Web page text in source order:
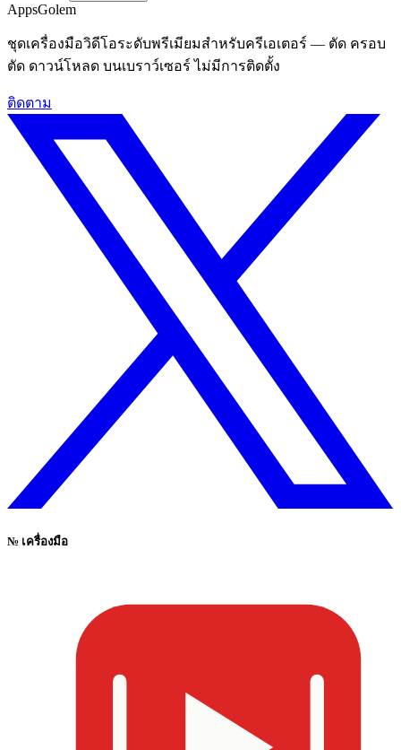
AppsGolem
ชุดเครื่องมือวิดีโอระดับพรีเมียมสําหรับครีเอเตอร์ — ตัด ครอบ
ตัด ดาวน์โหลด บนเบราว์เซอร์ ไม่มีการติดตั้ง
ติดตาม
№ เครื่องมือ